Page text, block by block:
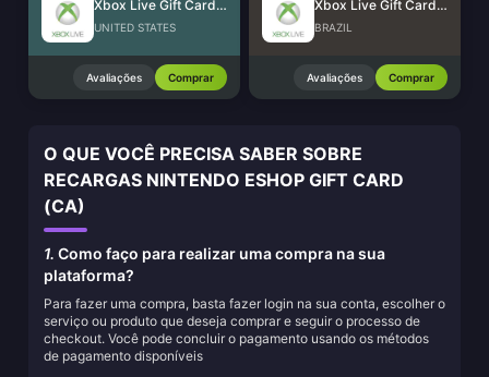
Xbox Live Gift Card (US)
UNITED STATES
Avaliações Comprar
Xbox Live Gift Card (BR)
BRAZIL
Avaliações Comprar
O QUE VOCÊ PRECISA SABER SOBRE
RECARGAS NINTENDO ESHOP GIFT CARD
(CA)
1. Como faço para realizar uma compra na sua
plataforma?
Para fazer uma compra, basta fazer login na sua conta, escolher o
serviço ou produto que deseja comprar e seguir o processo de
checkout. Você pode concluir o pagamento usando os métodos
de pagamento disponíveis